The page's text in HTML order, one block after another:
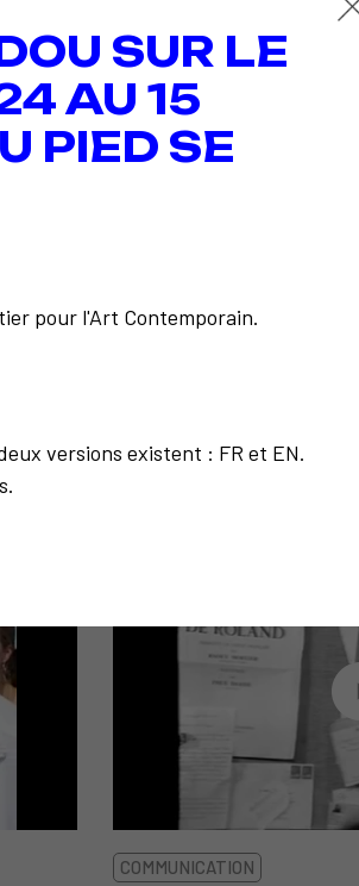
SUR LE
AU 15
PIED SE
pour l'Art Contemporain.
versions existent : FR et EN.
COMMUNICATION